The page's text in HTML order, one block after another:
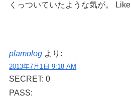
くっついていたような気が。 Like
plamolog より:
2013年7月1日 9:18 AM
SECRET: 0
PASS: